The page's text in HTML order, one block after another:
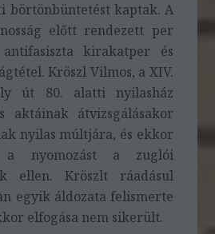
börtönbüntetést kaptak. A
előtt rendezett per
kirakatper és
Kröszl Vilmos, a XIV.
út 80. alatti nyilasház
aktáinak átvizsgálásakor
nyilas múltjára, és ekkor
a nyomozást a zuglói
ellen. Kröszlt ráadásul
egyik áldozata felismerte
elfogása nem sikerült.